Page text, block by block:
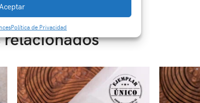
Aceptar
Política de Privacidad